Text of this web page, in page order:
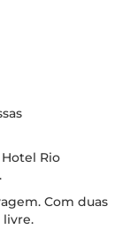
Rio
Com duas
livre.